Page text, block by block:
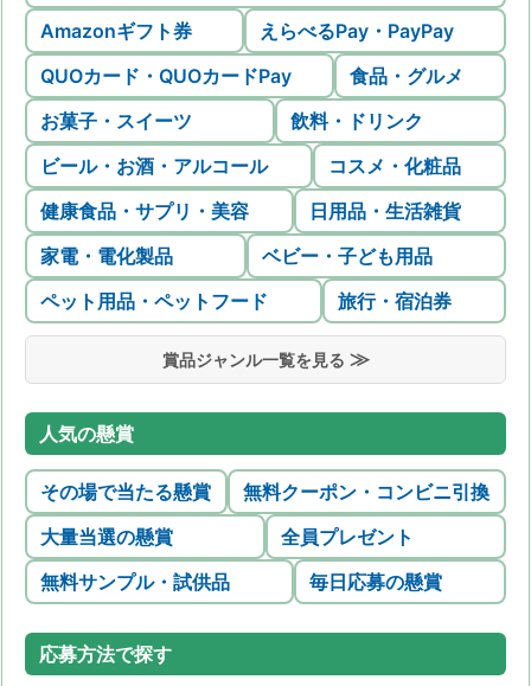
Amazonギフト券
えらべるPay・PayPay
QUOカード・QUOカードPay
食品・グルメ
お菓子・スイーツ
飲料・ドリンク
ビール・お酒・アルコール
コスメ・化粧品
健康食品・サプリ・美容
日用品・生活雑貨
家電・電化製品
ベビー・子ども用品
ペット用品・ペットフード
旅行・宿泊券
賞品ジャンル一覧を見る
人気の懸賞
その場で当たる懸賞
無料クーポン・コンビニ引換
大量当選の懸賞
全員プレゼント
無料サンプル・試供品
毎日応募の懸賞
応募方法で探す